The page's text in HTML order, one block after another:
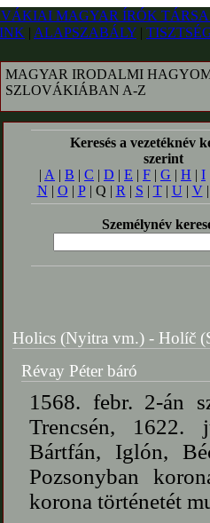
| ALAPSZABÁLY |
MAGYAR IRODALMI
SZLOVÁKIÁBAN A-Z
Keresés a vezetéknév
szerint
| A | B | C | D | E | F | G | H | I
N | O | P| Q | R | S | T| U | V
Személynév
Holics (Nyitra vm.) - Holíč
Révay Péter báró
1568. febr. 2-án
Trencsén, 1622.
Bártfán, Iglón,
Pozsonyban
korona történetét